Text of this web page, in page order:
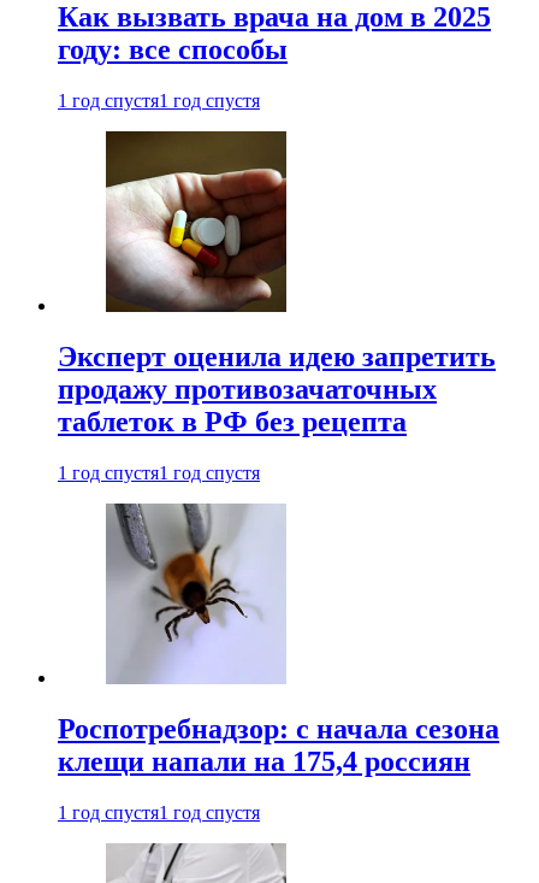
Как вызвать врача на дом в 2025
году: все способы
1 год спустя1 год спустя
Эксперт оценила идею запретить
продажу противозачаточных
таблеток в РФ без рецепта
1 год спустя1 год спустя
Роспотребнадзор: с начала сезона
клещи напали на 175,4 россиян
1 год спустя1 год спустя